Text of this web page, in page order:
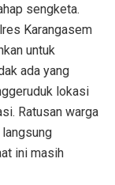
sengketa.
Karangasem
untuk
ada yang
lokasi
Ratusan warga
ini masih